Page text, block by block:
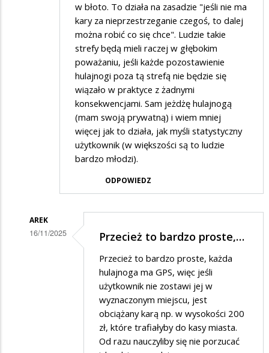
w błoto. To działa na zasadzie "jeśli nie ma
kary za nieprzestrzeganie czegoś, to dalej
można robić co się chce". Ludzie takie
strefy będą mieli raczej w głębokim
poważaniu, jeśli każde pozostawienie
hulajnogi poza tą strefą nie będzie się
wiązało w praktyce z żadnymi
konsekwencjami. Sam jeżdżę hulajnogą
(mam swoją prywatną) i wiem mniej
więcej jak to działa, jak myśli statystyczny
użytkownik (w większości są to ludzie
bardzo młodzi).
ODPOWIEDZ
AREK
16/11/2025 Przecież to bardzo proste,…
Przecież to bardzo proste, każda
hulajnoga ma GPS, więc jeśli
użytkownik nie zostawi jej w
wyznaczonym miejscu, jest
obciążany karą np. w wysokości 200
zł, które trafiałyby do kasy miasta.
Od razu nauczyliby się nie porzucać